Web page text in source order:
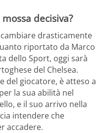
decisiva?
drasticamente
riportato da Marco
dello Sport, oggi sarà
del Chelsea.
del giocatore, è atteso a
la sua abilità nel
e il suo arrivo nella
intendere che
accadere.